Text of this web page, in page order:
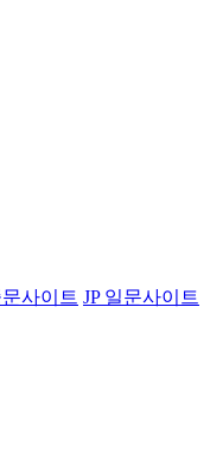
사이트 JP일문사이트